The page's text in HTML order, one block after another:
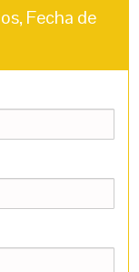
Fecha de